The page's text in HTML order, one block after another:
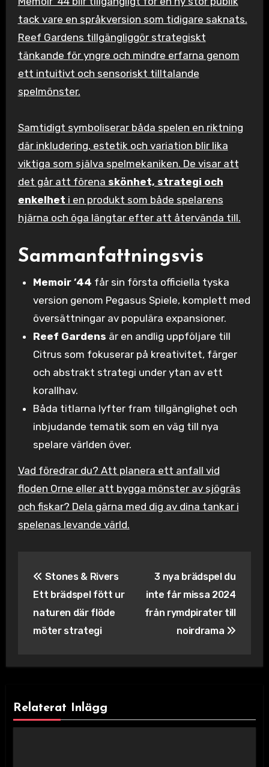
tack vare en språkversion som tidigare saknats.
Reef Gardens tillgängliggör strategiskt
tänkande för yngre och mindre erfarna genom
ett intuitivt och sensoriskt tilltalande
spelmönster.
Samtidigt symboliserar båda spelen en riktning
där inkludering, estetik och variation blir lika
viktiga som själva spelmekaniken. De visar att
det går att förena skönhet, strategi och
enkelhet i en produkt som både spelarens
hjärna och öga längtar efter att återvända till.
Sammanfattningsvis
Memoir ’44 får sin första officiella tyska
version genom Pegasus Spiele, komplett med
översättningar av populära expansioner.
Reef Gardens är en andlig uppföljare till
Citrus som fokuserar på kreativitet, färger
och abstrakt strategi under ytan av ett
korallhav.
Båda titlarna lyfter fram tillgänglighet och
inbjudande tematik som en väg till nya
spelare världen över.
Vad föredrar du? Att planera ett anfall vid
floden Orne eller att bygga mönster av sjögräs
och fiskar? Dela gärna med dig av dina tankar i
spelenas levande värld.
Stones & Rivers
Ett brädspel fött ur
naturen där flöde
möter strategi
3 nya brädspel du
inte får missa 2024
från rymdpirater till
noirdrama
Relaterat Inlägg